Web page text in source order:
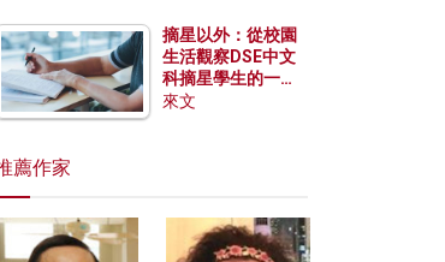
摘星以外：從校園
生活觀察DSE中文
科摘星學生的一點
特質
來文
薦作家